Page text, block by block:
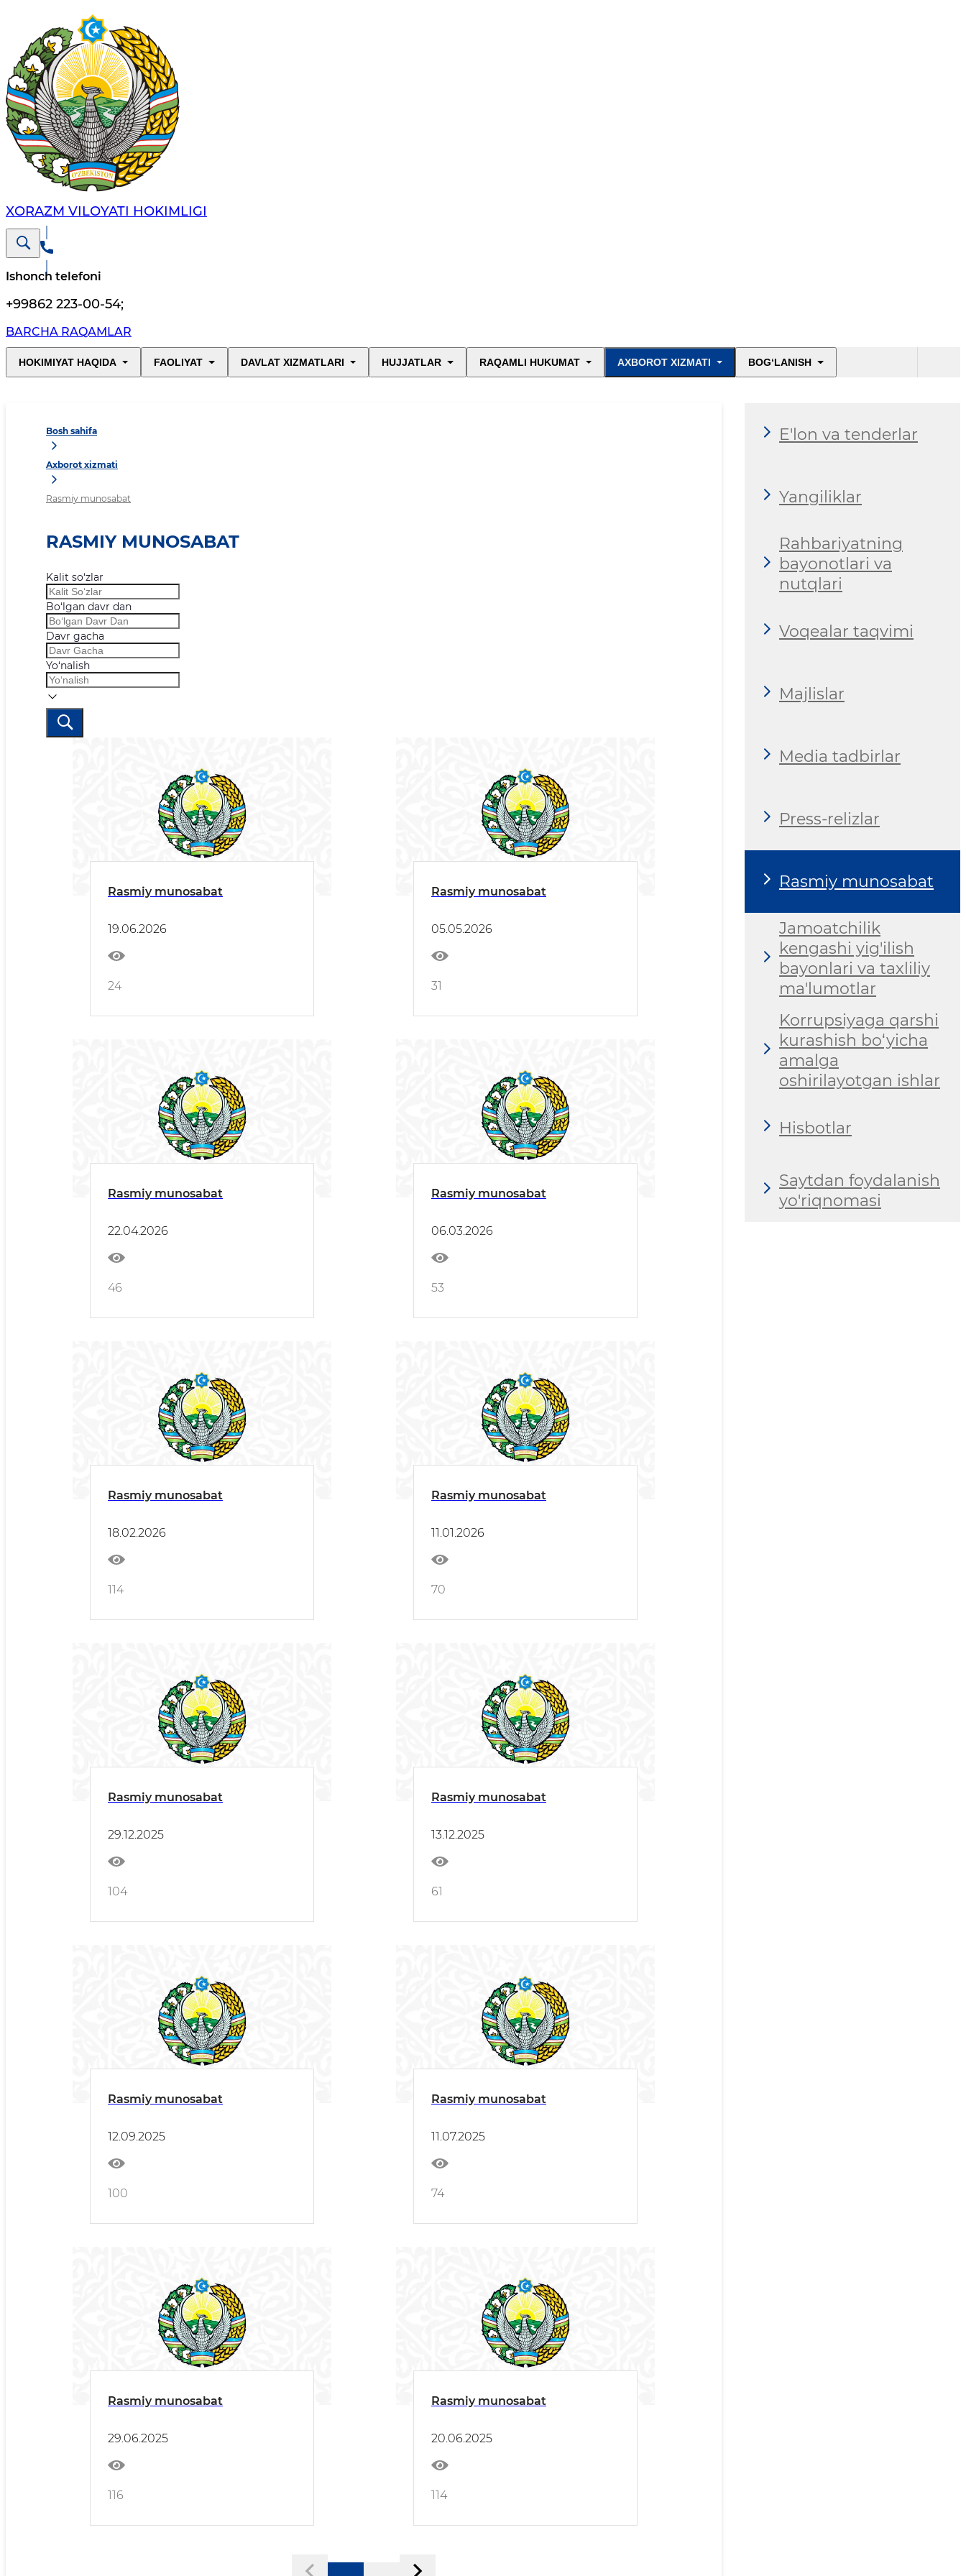
XORAZM VILОYATI HОKIMLIGI
Ishonch telefoni
+99862 223-00-54;
BARCHA RAQAMLAR
HOKIMIYAT HAQIDA FAOLIYAT DAVLAT XIZMATLARI HUJJATLAR RAQAMLI HUKUMAT AXBOROT XIZMATI BOG‘LANISH
Bosh sahifa
Axborot xizmati
Rasmiy munosabat
RASMIY MUNOSABAT
Kalit so‘zlar
Bo‘lgan davr dan
Davr gacha
Yo‘nalish
Rasmiy munosabat
19.06.2026
24
Rasmiy munosabat
05.05.2026
31
Rasmiy munosabat
22.04.2026
46
Rasmiy munosabat
06.03.2026
53
Rasmiy munosabat
18.02.2026
114
Rasmiy munosabat
11.01.2026
70
Rasmiy munosabat
29.12.2025
104
Rasmiy munosabat
13.12.2025
61
Rasmiy munosabat
12.09.2025
100
Rasmiy munosabat
11.07.2025
74
Rasmiy munosabat
29.06.2025
116
Rasmiy munosabat
20.06.2025
114
E'lon va tenderlar
Yangiliklar
Rahbariyatning
bayonotlari va
nutqlari
Voqealar taqvimi
Majlislar
Media tadbirlar
Press-relizlar
Rasmiy munosabat
Jamoatchilik
kengashi yig'ilish
bayonlari va taxliliy
ma'lumotlar
Korrupsiyaga qarshi
kurashish bo‘yicha
amalga
oshirilayotgan ishlar
Hisbotlar
Saytdan foydalanish
yo'riqnomasi